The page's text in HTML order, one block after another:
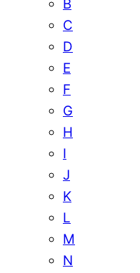
B
C
D
E
F
G
H
I
J
K
L
M
N